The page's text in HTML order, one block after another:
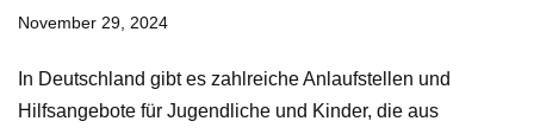
November 29, 2024
In Deutschland gibt es zahlreiche Anlaufstellen und
Hilfsangebote für Jugendliche und Kinder, die aus